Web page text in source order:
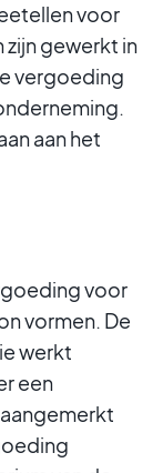
voor
gewerkt in
vergoeding
aan het
voor
vormen. De
werkt
een